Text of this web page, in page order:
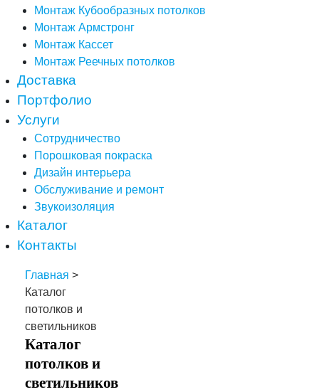
Монтаж Кубообразных потолков
Монтаж Армстронг
Монтаж Кассет
Монтаж Реечных потолков
Доставка
Портфолио
Услуги
Сотрудничество
Порошковая покраска
Дизайн интерьера
Обслуживание и ремонт
Звукоизоляция
Каталог
Контакты
Главная >
Каталог
потолков и
светильников
Каталог
потолков и
светильников